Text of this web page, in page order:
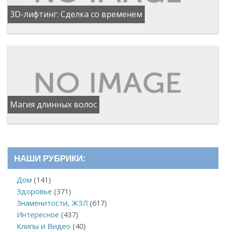
3D-лифтинг: Сделка со временем
Магия длинных волос
НАШИ РУБРИКИ:
Дом (141)
Здоровье (371)
Знаменитости, ЖЗЛ (617)
Интересное (437)
Клипы и Видео (40)